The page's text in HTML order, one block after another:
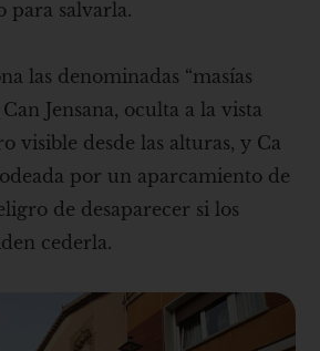
para salvarla.
las denominadas “masías
Jensana, oculta a la vista
visible desde las alturas, y Ca
por un aparcamiento de
de desaparecer si los
cederla.